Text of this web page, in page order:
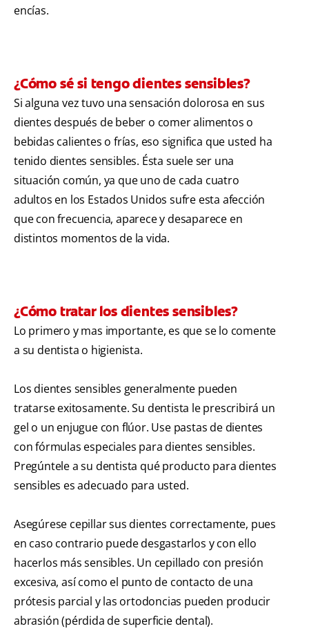
encías.
¿Cómo sé si tengo dientes sensibles?
Si alguna vez tuvo una sensación dolorosa en sus
dientes después de beber o comer alimentos o
bebidas calientes o frías, eso significa que usted ha
tenido dientes sensibles. Ésta suele ser una
situación común, ya que uno de cada cuatro
adultos en los Estados Unidos sufre esta afección
que con frecuencia, aparece y desaparece en
distintos momentos de la vida.
¿Cómo tratar los dientes sensibles?
Lo primero y mas importante, es que se lo comente
a su dentista o higienista.
Los dientes sensibles generalmente pueden
tratarse exitosamente. Su dentista le prescribirá un
gel o un enjugue con flúor. Use pastas de dientes
con fórmulas especiales para dientes sensibles.
Pregúntele a su dentista qué producto para dientes
sensibles es adecuado para usted.
Asegúrese cepillar sus dientes correctamente, pues
en caso contrario puede desgastarlos y con ello
hacerlos más sensibles. Un cepillado con presión
excesiva, así como el punto de contacto de una
prótesis parcial y las ortodoncias pueden producir
abrasión (pérdida de superficie dental).